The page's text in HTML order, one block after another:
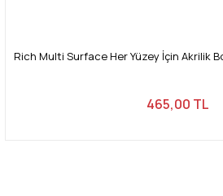
Rich Multi Surface Her Yüzey İçin Akrilik
465,00 TL